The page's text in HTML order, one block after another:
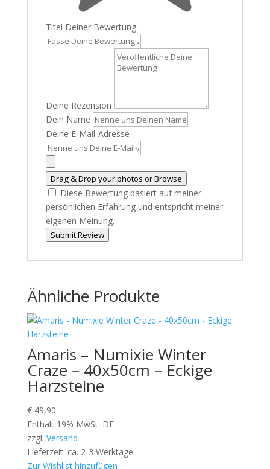
Titel Deiner Bewertung
Deine Rezension
Dein Name
Deine E-Mail-Adresse
Drag & Drop your photos orBrowse
Diese Bewertung basiert auf meiner
persönlichen Erfahrung und entspricht meiner
eigenen Meinung.
Submit Review
Ähnliche Produkte
Amaris – Numixie Winter
Craze – 40x50cm – Eckige
Harzsteine
€49,90
Enthält 19% MwSt. DE
zzgl. Versand
Lieferzeit: ca. 2-3 Werktage
Zur Wishlist hinzufügen